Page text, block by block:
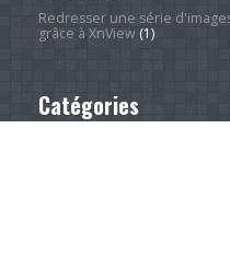
Redresser une série
grâce à XnView(1)
Catégories